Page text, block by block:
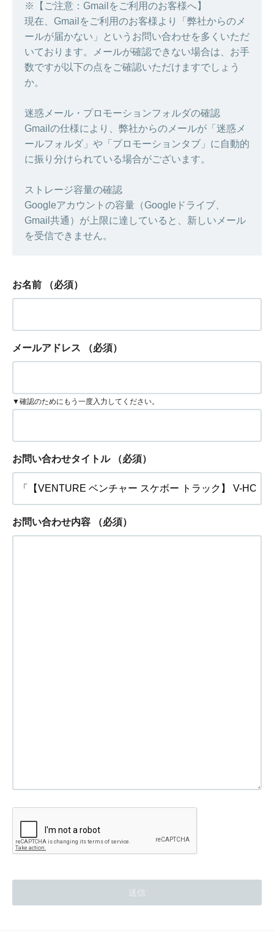
※【ご注意：Gmailをご利用のお客様へ】
現在、Gmailをご利用のお客様より「弊社からのメ
ールが届かない」というお問い合わせを多くいただ
いております。メールが確認できない場合は、お手
数ですが以下の点をご確認いただけますでしょう
か。
迷惑メール・プロモーションフォルダの確認
Gmailの仕様により、弊社からのメールが「迷惑メ
ールフォルダ」や「プロモーションタブ」に自動的
に振り分けられている場合がございます。
ストレージ容量の確認
Googleアカウントの容量（Googleドライブ、
Gmail共通）が上限に達していると、新しいメール
を受信できません。
お名前 （必須）
メールアドレス （必須）
▼確認のためにもう一度入力してください。
お問い合わせタイトル （必須）
お問い合わせ内容 （必須）